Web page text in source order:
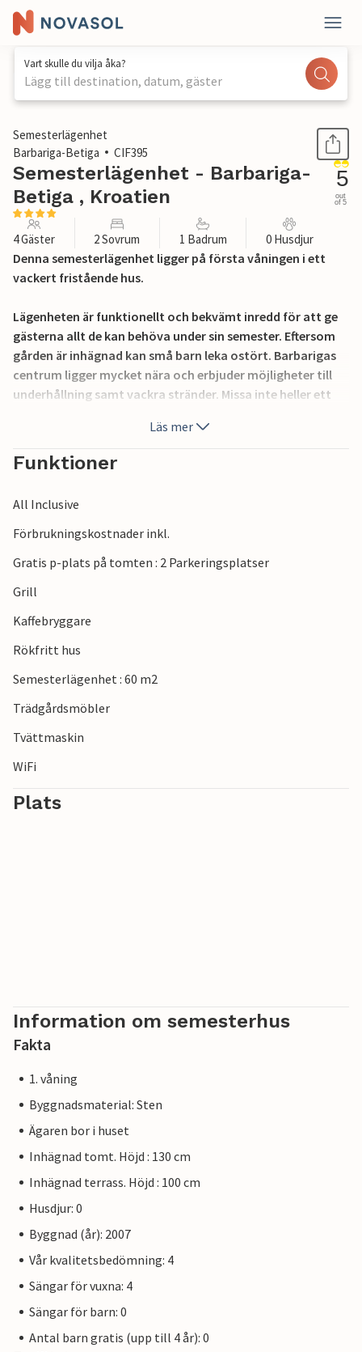
Vart skulle du vilja åka?
Lägg till destination, datum, gäster
1 / 19
Semesterlägenhet
Barbariga-Betiga
CIF395
Semesterlägenhet - Barbariga-
Betiga , Kroatien
5
out
of 5
4 Gäster 2 Sovrum 1 Badrum 0 Husdjur
Denna semesterlägenhet ligger på första våningen i ett
vackert fristående hus.
Lägenheten är funktionellt och bekvämt inredd för att ge
gästerna allt de kan behöva under sin semester. Eftersom
gården är inhägnad kan små barn leka ostört. Barbarigas
centrum ligger mycket nära och erbjuder möjligheter till
underhållning samt vackra stränder. Missa inte heller ett
fiskrestauranger att erbjuda. Besök även nationalparken
Brijuniöarna och den antika staden Pula.
asfalterad.
Läs mer
Funktioner
All Inclusive
Förbrukningskostnader inkl.
Gratis p-plats på tomten : 2 Parkeringsplatser
Grill
Kaffebryggare
Rökfritt hus
Semesterlägenhet : 60 m2
Trädgårdsmöbler
Tvättmaskin
WiFi
Plats
Information om semesterhus
Fakta
1. våning
Byggnadsmaterial: Sten
Ägaren bor i huset
Inhägnad tomt. Höjd : 130 cm
Inhägnad terrass. Höjd : 100 cm
Husdjur: 0
Byggnad (år): 2007
Vår kvalitetsbedömning: 4
Sängar för vuxna: 4
Sängar för barn: 0
Antal barn gratis (upp till 4 år): 0